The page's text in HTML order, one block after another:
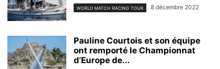
WORLD MATCH RACING TOUR 8 décembre 2022
Pauline Courtois et son équipe
ont remporté le Championnat
d’Europe de...